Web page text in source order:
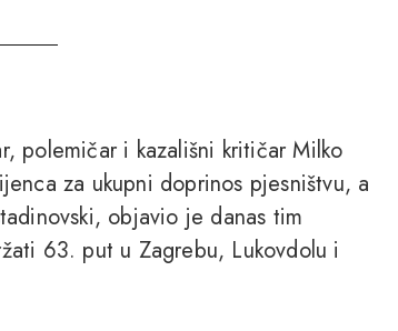
polemičar i kazališni kritičar Milko
za ukupni doprinos pjesništvu, a
objavio je danas tim
63. put u Zagrebu, Lukovdolu i